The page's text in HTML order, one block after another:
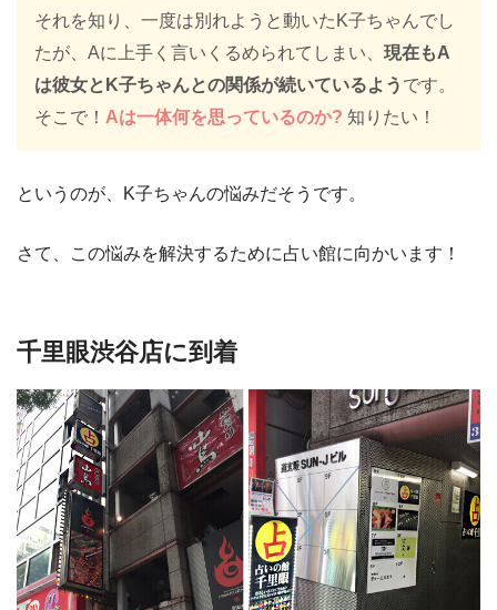
それを知り、一度は別れようと動いたK子ちゃんでし
たが、Aに上手く言いくるめられてしまい、 現在もA
は彼女とK子ちゃんとの関係が続いているよう です。
そこで！ Aは一体何を思っているのか? 知りたい！
というのが、K子ちゃんの悩みだそうです。
さて、この悩みを解決するために占い館に向かいます！
千里眼渋谷店に到着